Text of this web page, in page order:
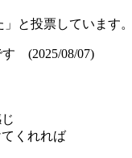
と投票しています。
(2025/08/07)
くれれば